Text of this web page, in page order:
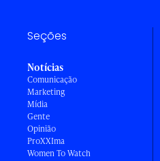
Seções
Notícias
Comunicação
Marketing
Mídia
Gente
Opinião
ProXXIma
Women To Watch